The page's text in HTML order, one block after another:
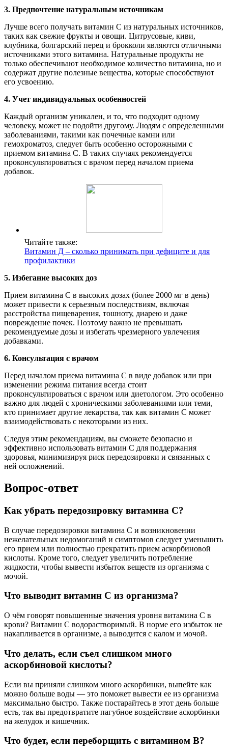
3. Предпочтение натуральным источникам
Лучше всего получать витамин С из натуральных источников,
таких как свежие фрукты и овощи. Цитрусовые, киви,
клубника, болгарский перец и брокколи являются отличными
источниками этого витамина. Натуральные продукты не
только обеспечивают необходимое количество витамина, но и
содержат другие полезные вещества, которые способствуют
его усвоению.
4. Учет индивидуальных особенностей
Каждый организм уникален, и то, что подходит одному
человеку, может не подойти другому. Людям с определенными
заболеваниями, такими как почечные камни или
гемохроматоз, следует быть особенно осторожными с
приемом витамина С. В таких случаях рекомендуется
проконсультироваться с врачом перед началом приема
добавок.
Читайте также:
Витамин Д – сколько принимать при дефиците и для
профилактики
5. Избегание высоких доз
Прием витамина С в высоких дозах (более 2000 мг в день)
может привести к серьезным последствиям, включая
расстройства пищеварения, тошноту, диарею и даже
повреждение почек. Поэтому важно не превышать
рекомендуемые дозы и избегать чрезмерного увлечения
добавками.
6. Консультация с врачом
Перед началом приема витамина С в виде добавок или при
изменении режима питания всегда стоит
проконсультироваться с врачом или диетологом. Это особенно
важно для людей с хроническими заболеваниями или теми,
кто принимает другие лекарства, так как витамин С может
взаимодействовать с некоторыми из них.
Следуя этим рекомендациям, вы сможете безопасно и
эффективно использовать витамин С для поддержания
здоровья, минимизируя риск передозировки и связанных с
ней осложнений.
Вопрос-ответ
Как убрать передозировку витамина С?
В случае передозировки витамина С и возникновении
нежелательных недомоганий и симптомов следует уменьшить
его прием или полностью прекратить прием аскорбиновой
кислоты. Кроме того, следует увеличить потребление
жидкости, чтобы вывести избыток веществ из организма с
мочой.
Что выводит витамин С из организма?
О чём говорят повышенные значения уровня витамина C в
крови? Витамин C водорастворимый. В норме его избыток не
накапливается в организме, а выводится с калом и мочой.
Что делать, если съел слишком много
аскорбиновой кислоты?
Если вы приняли слишком много аскорбинки, выпейте как
можно больше воды — это поможет вывести ее из организма
максимально быстро. Также постарайтесь в этот день больше
есть, так вы предотвратите пагубное воздействие аскорбинки
на желудок и кишечник.
Что будет, если переборщить с витамином В?